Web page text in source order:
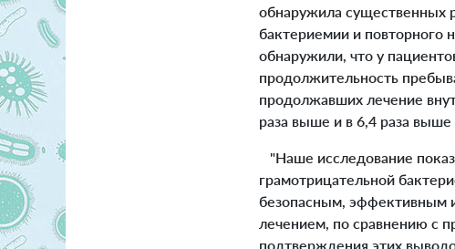
обнаружила существенных
бактериемии и повторного
обнаружили, что у
продолжительность
продолжавших лечение
раза выше и в 6,4 раза выше
"Наше исследование
грамотрицательной
безопасным, эффективным
лечением, по сравнению с
подтверждения этих